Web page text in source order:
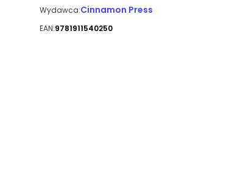
Wydawca:Cinnamon Press
EAN:9781911540250